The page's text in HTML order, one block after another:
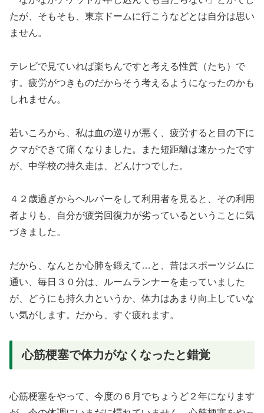
たが、そもそも、東京ドームに行こうなどとは自分は思い
ません。
テレビで見ていれば楽ちんですと考える性質（たち）で
す。疲労がつきものだからそう考えるようになったのかも
しれません。
若いころから、私は血の巡りが悪く、疲労すると目の下に
クマができて痛くなりました。また短距離は速かったです
が、中学校の持久走は、どんけつでした。
４２歳過ぎからヘルパーをして利用者を見ると、その利用
者よりも、自分が疲労回復力が劣っているということに気
づきました。
だから、なんとか心肺を鍛えて…と、昔はスポーツジムに
通い、毎日３０分は、ルームランナーを走っていました
が、どうにも持久力というか、体力はあまり向上していな
い気がします。だから、すぐ疲れます。
心筋梗塞で体力がなくなったと錯覚
心筋梗塞をやって、今度の６月でちょうど２年になります